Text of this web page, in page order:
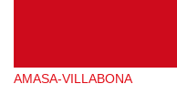
AMASA-VILLABONA